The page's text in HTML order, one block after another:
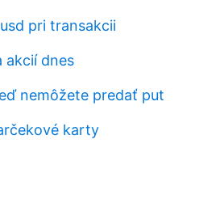
pri transakcii
akcií dnes
nemôžete predať put
karty